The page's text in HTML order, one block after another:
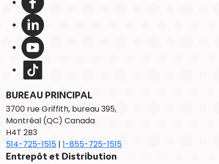
BUREAU PRINCIPAL
3700 rue Griffith, bureau 395,
Montréal (QC) Canada
H4T 2B3
514-725-1515 | 1-855-725-1515
Entrepôt et Distribution